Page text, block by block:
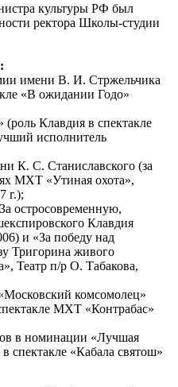
культуры РФ был
ректора Школы-студии
имени В. И. Стржельчика
«В ожидании Годо»
Клавдия в спектакле
исполнитель
К. С. Станиславского (за
МХТ «Утиная охота»,
г.);
остросовременную,
Клавдия
и «За победу над
Тригорина живого
Театр п/р О. Табакова,
комсомолец»
МХТ «Контрабас»
в номинации «Лучшая
спектакле «Кабала святош»